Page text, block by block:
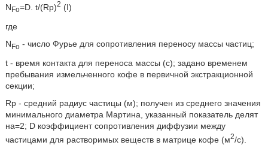
N Fo=D. t/(Rp)2 (I)
где
NFo - число Фурье для сопротивления переносу массы частиц;
t - время контакта для переноса массы (с); задано временем
пребывания измельченного кофе в первичной экстракционной
секции;
Rp - средний радиус частицы (м); получен из среднего значения
минимального диаметра Мартина, указанный показатель делят
на=2; D коэффициент сопротивления диффузии между
частицами для растворимых веществ в матрице кофе (м2/с).